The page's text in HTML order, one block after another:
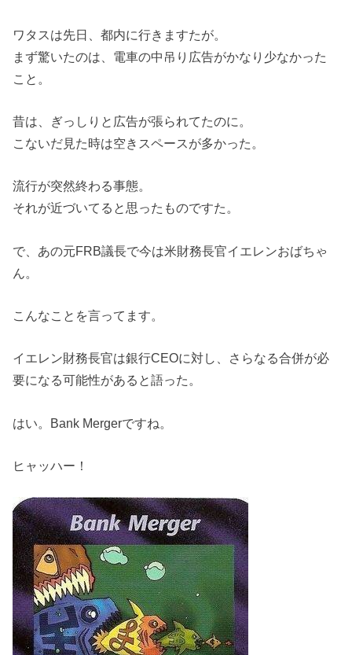
ワタスは先日、都内に行きますたが。
まず驚いたのは、電車の中吊り広告がかなり少なかった
こと。
昔は、ぎっしりと広告が張られてたのに。
こないだ見た時は空きスペースが多かった。
流行が突然終わる事態。
それが近づいてると思ったものですた。
で、あの元FRB議長で今は米財務長官イエレンおばちゃ
ん。
こんなことを言ってます。
イエレン財務長官は銀行CEOに対し、さらなる合併が必
要になる可能性があると語った。
はい。Bank Mergerですね。
ヒャッハー！